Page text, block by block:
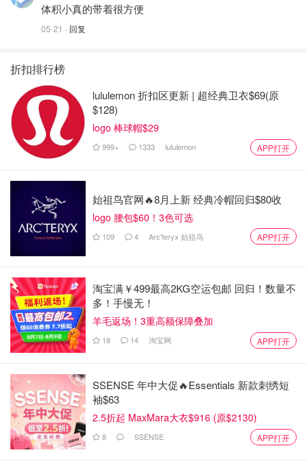
体积小真的带着很方便
05-21 · 回复
折扣排行榜
lululemon 折扣区更新 | 超经典卫衣$69(原
$128)
logo 棒球帽$29
999+ 1333 lululemon APP打开
始祖鸟官网🔥8月上新 经典冷帽回归$80收
logo 腰包$60！3色可选
109 4 Arc'teryx 始祖鸟 APP打开
淘宝满￥499最高2KG空运包邮 回归！数量不
多！手慢无！
羊毛返场！3重高额保障叠加
18 14 淘宝网 APP打开
SSENSE 年中大促🔥Essentials 新款刺绣短
袖$63
2.5折起 MaxMara大衣$916 (原$2130)
8 SSENSE APP打开